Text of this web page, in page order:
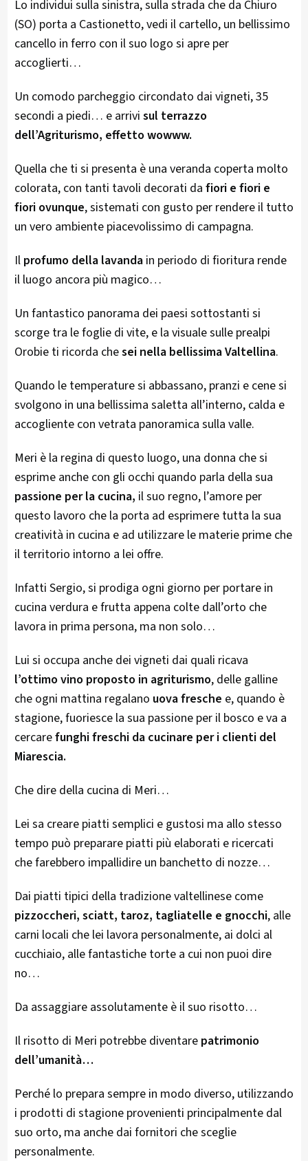
Lo individui sulla sinistra, sulla strada che da Chiuro
(SO) porta a Castionetto, vedi il cartello, un bellissimo
cancello in ferro con il suo logo si apre per
accoglierti…
Un comodo parcheggio circondato dai vigneti, 35
secondi a piedi… e arrivi sul terrazzo
dell’Agriturismo, effetto wowww.
Quella che ti si presenta è una veranda coperta molto
colorata, con tanti tavoli decorati da fiori e fiori e
fiori ovunque, sistemati con gusto per rendere il tutto
un vero ambiente piacevolissimo di campagna.
Il profumo della lavanda in periodo di fioritura rende
il luogo ancora più magico…
Un fantastico panorama dei paesi sottostanti si
scorge tra le foglie di vite, e la visuale sulle prealpi
Orobie ti ricorda chesei nella bellissima Valtellina.
Quando le temperature si abbassano, pranzi e cene si
svolgono in una bellissima saletta all’interno, calda e
accogliente con vetrata panoramica sulla valle.
Meri è la regina di questo luogo, una donna che si
esprime anche con gli occhi quando parla della sua
passione per la cucina, il suo regno, l’amore per
questo lavoro che la porta ad esprimere tutta la sua
creatività in cucina e ad utilizzare le materie prime che
il territorio intorno a lei offre.
Infatti Sergio, si prodiga ogni giorno per portare in
cucina verdura e frutta appena colte dall’orto che
lavora in prima persona, ma non solo…
Lui si occupa anche dei vigneti dai quali ricava
l’ottimo vino proposto in agriturismo, delle galline
che ogni mattina regalano uova fresche e, quando è
stagione, fuoriesce la sua passione per il bosco e va a
cercarefunghi freschi da cucinare per i clienti del
Miarescia.
Che dire della cucina di Meri…
Lei sa creare piatti semplici e gustosi ma allo stesso
tempo può preparare piatti più elaborati e ricercati
che farebbero impallidire un banchetto di nozze…
Dai piatti tipici della tradizione valtellinese come
pizzoccheri, sciatt, taroz, tagliatelle e gnocchi, alle
carni locali che lei lavora personalmente, ai dolci al
cucchiaio, alle fantastiche torte a cui non puoi dire
no…
Da assaggiare assolutamente è il suo risotto…
Il risotto di Meri potrebbe diventare patrimonio
dell’umanità…
Perché lo prepara sempre in modo diverso, utilizzando
i prodotti di stagione provenienti principalmente dal
suo orto, ma anche dai fornitori che sceglie
personalmente.